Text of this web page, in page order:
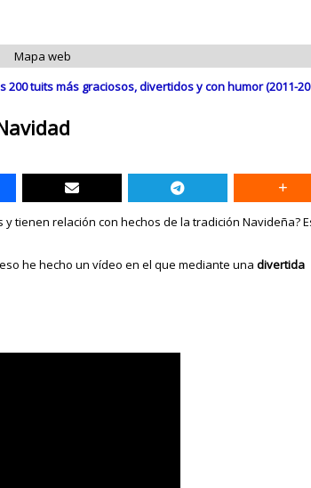
Mapa web
200 tuits más graciosos, divertidos y con humor (2011-
tienen relación con hechos de la tradición Navideña?
he hecho un vídeo en el que mediante unadivertida